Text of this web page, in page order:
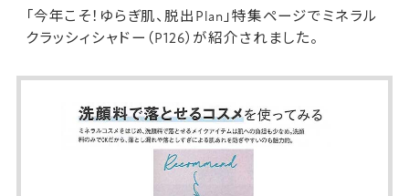
「今年こそ！ゆらぎ肌、脱出Plan」特集ページでミネラル
クラッシィシャドー （P126）が紹介されました。